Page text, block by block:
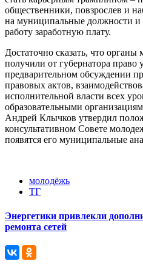
общественники, повзрослев и
на муниципальные должности и
работу заработную плату.
Достаточно сказать, что
получили от губернатора право
предварительном обсуждении
правовых актов,
исполнительной власти всех
образовательными
Андрей Клычков утвердил
консультативном Совете
появятся его муниципальные
молодёжь
ТГ
Энергетики привлекли
ремонта сетей